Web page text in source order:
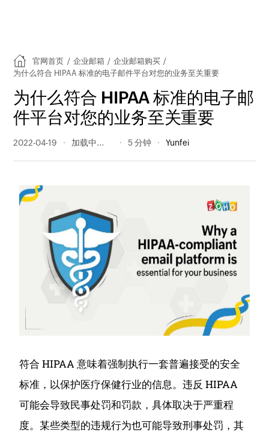
官网首页 / 企业邮箱 / 企业邮箱购买 /
为什么符合 HIPAA 标准的电子邮件平台对您的业务至关重要
为什么符合 HIPAA 标准的电子邮
件平台对您的业务至关重要
2022-04-19 398 阅读量 5 分钟 Yunfei
符合 HIPAA 意味着强制执行一套普遍接受的安全
标准，以保护医疗保健行业的信息。违反 HIPAA
可能会导致民事处罚和罚款，具体取决于严重程
度。某些类型的违规行为也可能导致刑事处罚，其